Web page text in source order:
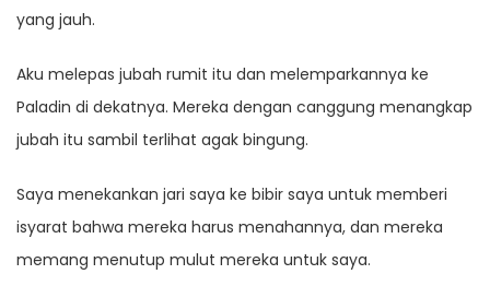
yang jauh.
Aku melepas jubah rumit itu dan melemparkannya ke
Paladin di dekatnya. Mereka dengan canggung menangkap
jubah itu sambil terlihat agak bingung.
Saya menekankan jari saya ke bibir saya untuk memberi
isyarat bahwa mereka harus menahannya, dan mereka
memang menutup mulut mereka untuk saya.